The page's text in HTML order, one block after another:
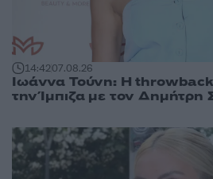
14:4207.08.26
Ιωάννα Τούνη: Η
την Ίμπιζα με τον Δημήτρη